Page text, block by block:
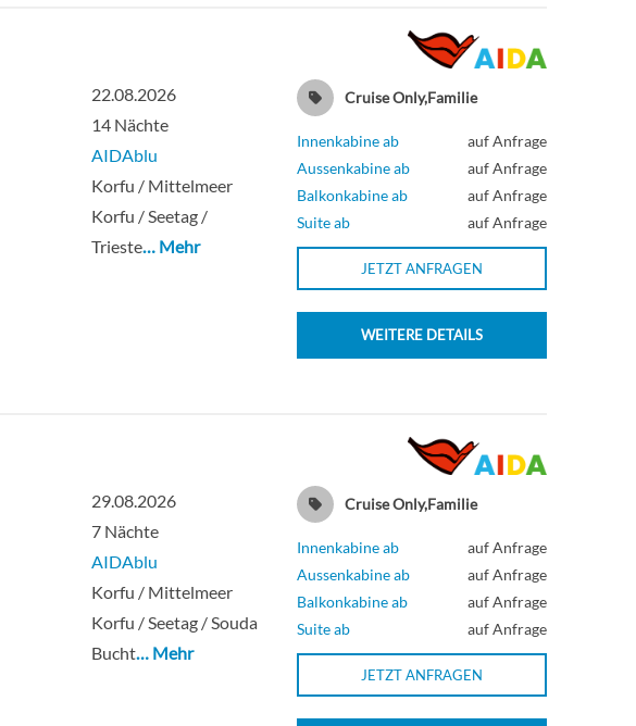
22.08.2026
14 Nächte
AIDAblu
Korfu / Mittelmeer
Korfu / Seetag /
Trieste… Mehr
Cruise Only,Familie
Innenkabine ab
auf Anfrage
Aussenkabine ab
auf Anfrage
Balkonkabine ab
auf Anfrage
Suite ab
auf Anfrage
JETZT ANFRAGEN
WEITERE DETAILS
29.08.2026
7 Nächte
AIDAblu
Korfu / Mittelmeer
Korfu / Seetag / Souda
Bucht… Mehr
Cruise Only,Familie
Innenkabine ab
auf Anfrage
Aussenkabine ab
auf Anfrage
Balkonkabine ab
auf Anfrage
Suite ab
auf Anfrage
JETZT ANFRAGEN